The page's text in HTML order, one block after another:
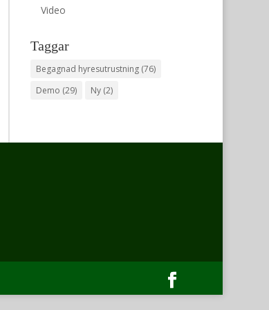
Video
Taggar
Begagnad hyresutrustning(76)
Demo (29) Ny(2)